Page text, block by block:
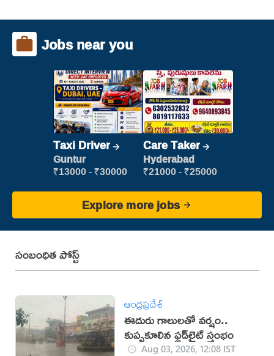
Jobs near you
Taxi Driver
Guntur
₹13000 - ₹30000
Care Taker
Hyderabad
₹21000 - ₹25000
Explore more jobs
సంబంధిత పోస్ట్
ఆంధ్రప్రదేశ్
ఈదురు గాలులతో వర్షం..
కుప్పకూలిన ఫ్లడ్‌లైట్‌ స్తంభం
Aug 03, 2026, 12:08 IST